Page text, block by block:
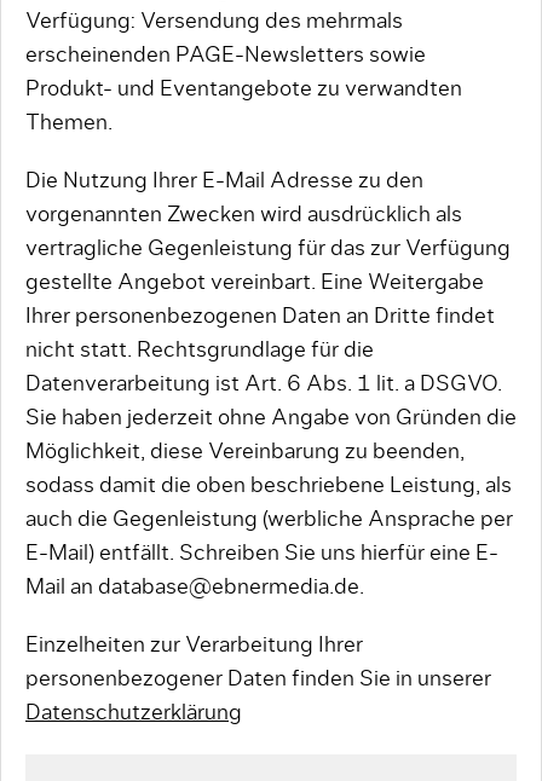
Verfügung: Versendung des mehrmals
erscheinenden PAGE-Newsletters sowie
Produkt- und Eventangebote zu verwandten
Themen.
Die Nutzung Ihrer E-Mail Adresse zu den
vorgenannten Zwecken wird ausdrücklich als
vertragliche Gegenleistung für das zur Verfügung
gestellte Angebot vereinbart. Eine Weitergabe
Ihrer personenbezogenen Daten an Dritte findet
nicht statt. Rechtsgrundlage für die
Datenverarbeitung ist Art. 6 Abs. 1 lit. a DSGVO.
Sie haben jederzeit ohne Angabe von Gründen die
Möglichkeit, diese Vereinbarung zu beenden,
sodass damit die oben beschriebene Leistung, als
auch die Gegenleistung (werbliche Ansprache per
E-Mail) entfällt. Schreiben Sie uns hierfür eine E-
Mail an database@ebnermedia.de.
Einzelheiten zur Verarbeitung Ihrer
personenbezogener Daten finden Sie in unserer
Datenschutzerklärung